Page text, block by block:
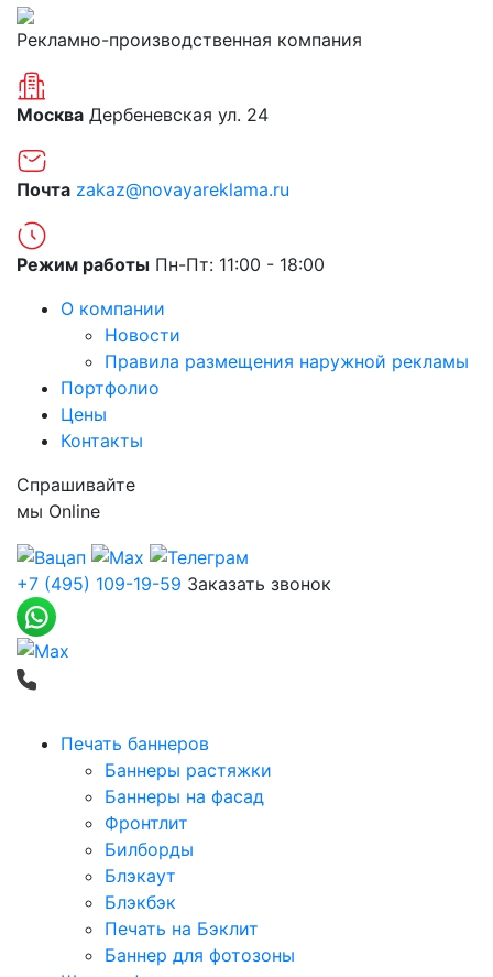
Рекламно-производственная компания
Москва Дербеневская ул. 24
Почта zakaz@novayareklama.ru
Режим работы Пн-Пт: 11:00 - 18:00
О компании
Новости
Правила размещения наружной рекламы
Портфолио
Цены
Контакты
Спрашивайте
мы Online
+7 (495) 109-19-59 Заказать звонок
Печать баннеров
Баннеры растяжки
Баннеры на фасад
Фронтлит
Билборды
Блэкаут
Блэкбэк
Печать на Бэклит
Баннер для фотозоны